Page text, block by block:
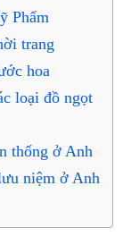
Phẩm
trang
hoa
loại đồ ngọt
thống ở Anh
niệm ở Anh